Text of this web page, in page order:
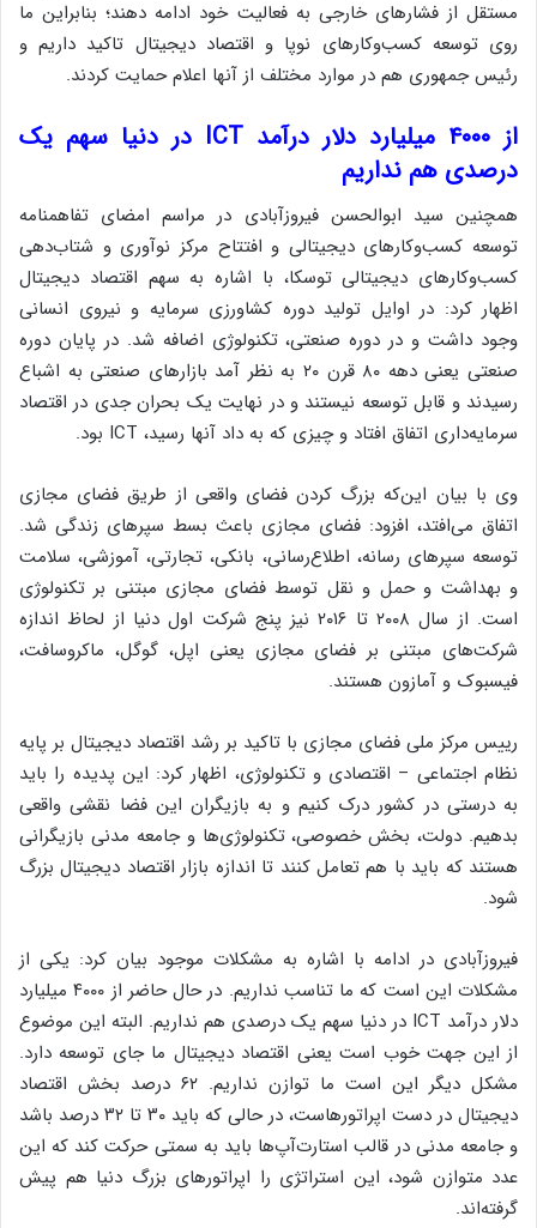
مستقل از فشارهای خارجی به فعالیت خود ادامه دهند؛ بنابراین ما
روی توسعه کسب‌وکارهای نوپا و اقتصاد دیجیتال تاکید داریم و
رئیس جمهوری هم در موارد مختلف از آنها اعلام حمایت کردند.
از ۴۰۰۰ میلیارد دلار درآمد ICT در دنیا سهم یک
درصدی هم نداریم
همچنین سید ابوالحسن فیروزآبادی در مراسم امضای تفاهمنامه
توسعه کسب‌وکارهای دیجیتالی و افتتاح مرکز نوآوری و شتاب‌دهی
کسب‌وکارهای دیجیتالی توسکا، با اشاره به سهم اقتصاد دیجیتال
اظهار کرد: در اوایل تولید دوره کشاورزی سرمایه و نیروی انسانی
وجود داشت و در دوره صنعتی، تکنولوژی اضافه شد. در پایان دوره
صنعتی یعنی دهه ۸۰ قرن ۲۰ به نظر آمد بازارهای صنعتی به اشباع
رسیدند و قابل توسعه نیستند و در نهایت یک بحران جدی در اقتصاد
سرمایه‌داری اتفاق افتاد و چیزی که به داد آنها رسید، ICT بود.
وی با بیان این‌که بزرگ کردن فضای واقعی از طریق فضای مجازی
اتفاق می‌افتد، افزود: فضای مجازی باعث بسط سپرهای زندگی شد.
توسعه سپرهای رسانه، اطلاع‌رسانی، بانکی، تجارتی، آموزشی، سلامت
و بهداشت و حمل و نقل توسط فضای مجازی مبتنی بر تکنولوژی
است. از سال ۲۰۰۸ تا ۲۰۱۶ نیز پنج شرکت اول دنیا از لحاظ اندازه
شرکت‌های مبتنی بر فضای مجازی یعنی اپل، گوگل، ماکروسافت،
فیسبوک و آمازون هستند.
رییس مرکز ملی فضای مجازی با تاکید بر رشد اقتصاد دیجیتال بر پایه
نظام اجتماعی – اقتصادی و تکنولوژی، اظهار کرد: این پدیده را باید
به درستی در کشور درک کنیم و به بازیگران این فضا نقشی واقعی
بدهیم. دولت، بخش خصوصی، تکنولوژی‌ها و جامعه مدنی بازیگرانی
هستند که باید با هم تعامل کنند تا اندازه بازار اقتصاد دیجیتال بزرگ
شود.
فیروزآبادی در ادامه با اشاره به مشکلات موجود بیان کرد: یکی از
مشکلات این است که ما تناسب نداریم. در حال حاضر از ۴۰۰۰ میلیارد
دلار درآمد ICT در دنیا سهم یک درصدی هم نداریم. البته این موضوع
از این جهت خوب است یعنی اقتصاد دیجیتال ما جای توسعه دارد.
مشکل دیگر این است ما توازن نداریم. ۶۲ درصد بخش اقتصاد
دیجیتال در دست اپراتورهاست، در حالی که باید ۳۰ تا ۳۲ درصد باشد
و جامعه مدنی در قالب استارت‌آپ‌ها باید به سمتی حرکت کند که این
عدد متوازن شود، این استراتژی را اپراتورهای بزرگ دنیا هم پیش
گرفته‌اند.